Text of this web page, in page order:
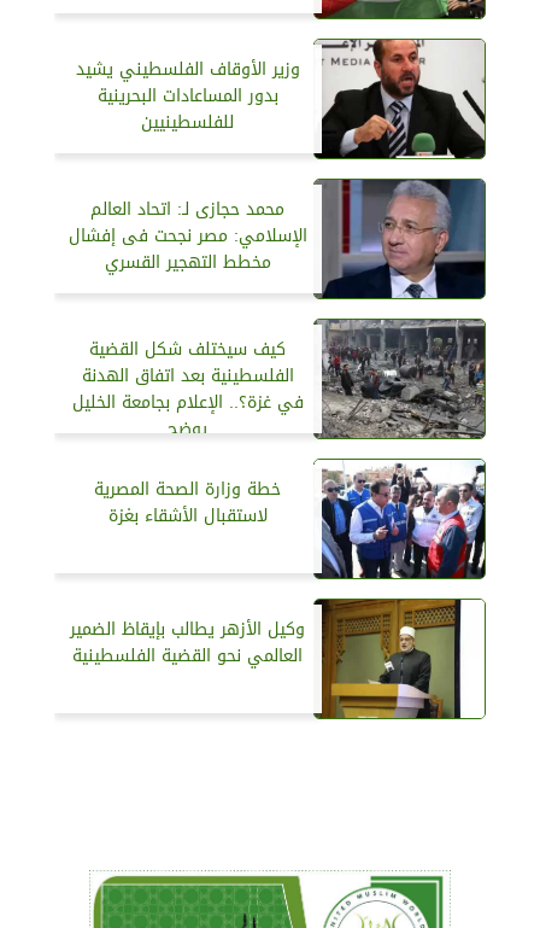
وزير الأوقاف الفلسطيني يشيد
بدور المساعادات البحرينية
للفلسطينيين
محمد حجازى لـ: اتحاد العالم
الإسلامي: مصر نجحت فى إفشال
مخطط التهجير القسري
كيف سيختلف شكل القضية
الفلسطينية بعد اتفاق الهدنة
في غزة؟.. الإعلام بجامعة الخليل
يوضح
خطة وزارة الصحة المصرية
لاستقبال الأشقاء بغزة
وكيل الأزهر يطالب بإيقاظ الضمير
العالمي نحو القضية الفلسطينية